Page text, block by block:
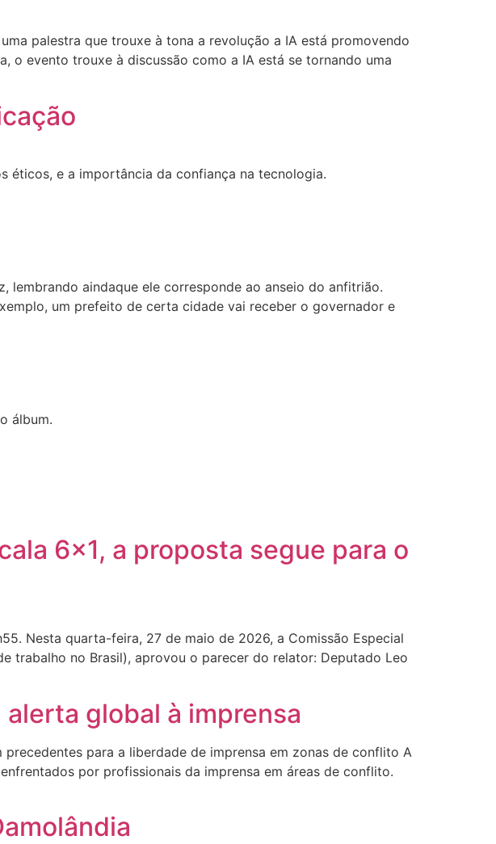
palestra que trouxe à tona a revolução a IA está promovendo
o evento trouxe à discussão como a IA está se tornando uma
éticos, e a importância da confiança na tecnologia.
aindaque ele corresponde ao anseio do anfitrião.
um prefeito de certa cidade vai receber o governador e
álbum.
6×1, a proposta segue para o
Nesta quarta-feira, 27 de maio de 2026, a Comissão Especial
trabalho no Brasil), aprovou o parecer do relator: Deputado Leo
global à imprensa
para a liberdade de imprensa em zonas de conflito A
por profissionais da imprensa em áreas de conflito.